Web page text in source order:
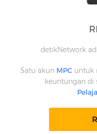
detikNetwork
Satu akun MPC untuk
keuntungan di